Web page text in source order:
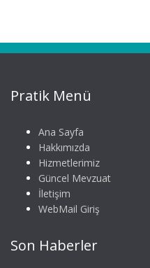
Pratik Menü
Ana Sayfa
Hakkımızda
Hizmetlerimiz
Güncel Mevzuat
İletişim
WebMail Giriş
Son Haberler